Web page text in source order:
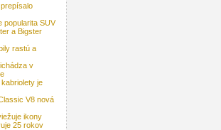
popularita SUV
a Bigster
rastú a
v
je
V8 nová
ikony
25 rokov